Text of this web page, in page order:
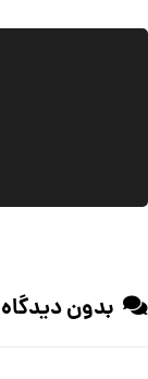
بدون دیدگاه